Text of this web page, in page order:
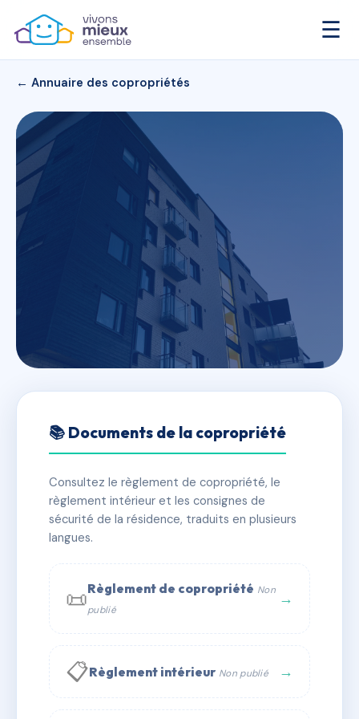
☰
← Annuaire des copropriétés
SDC LA ROCHEJAQUELEIN
✓ Immatriculée 🏠 109 lots 🏗 1 bâtiment(s)
📞 Contacter Syndic Digital
📚 Documents de la copropriété
Consultez le règlement de copropriété, le
règlement intérieur et les consignes de
sécurité de la résidence, traduits en plusieurs
langues.
📜Règlement de copropriété Non
publié
→
📋Règlement intérieur Non publié →